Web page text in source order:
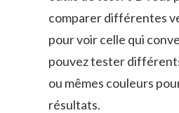
comparer différentes
pour voir celle⁣ qui
⁢pouvez tester
ou mêmes couleurs
résultats.